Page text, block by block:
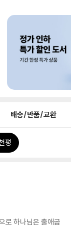
배송/반품/교환
평
로 하나님은 출애굽